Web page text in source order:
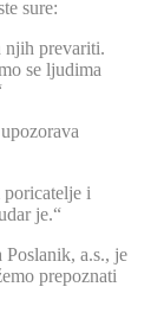
sure:
njih prevariti.
se ljudima
i
je.“
a.s., je
prepoznati